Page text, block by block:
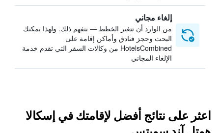
إلغاء مجاني
من الوارد أن تتغير الخطط — نتفهم ذلك. ولهذا يمكنك
البحث وحجز فنادق وأماكن إقامة على
HotelsCombined من وكالات السفر التي تقدم خدمة
الإلغاء المجاني
اعثر على نتائج أفضل لإقامتك في إسكالا